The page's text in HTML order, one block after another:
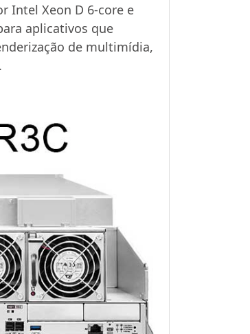
Intel Xeon D 6-core e
aplicativos que
de multimídia,